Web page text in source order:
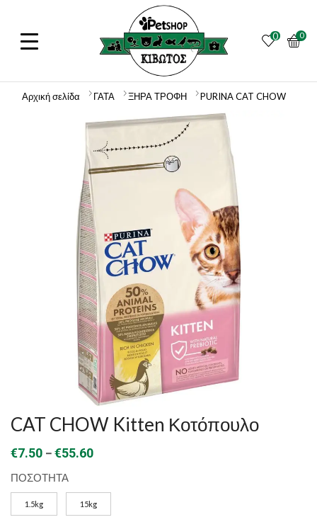
0 0
Αρχική σελίδα ΓΑΤΑ ΞΗΡΑ ΤΡΟΦΗ PURINA CAT CHOW
CAT CHOW Kitten Κοτόπουλο
€7.50 –€55.60Price
€7.50
through
ΠΟΣΟΤΗΤΑ
1.5kg 15kg